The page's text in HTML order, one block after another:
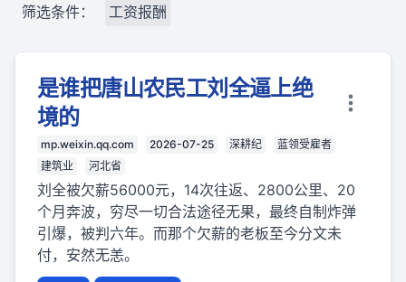
筛选条件： 工资报酬
是谁把唐山农民工刘全逼上绝
境的
mp.weixin.qq.com 2026-07-25 深耕纪
蓝领受雇者
建筑业
河北省
刘全被欠薪56000元，14次往返、2800公里、20
个月奔波，穷尽一切合法途径无果，最终自制炸弹
引爆，被判六年。而那个欠薪的老板至今分文未
付，安然无恙。